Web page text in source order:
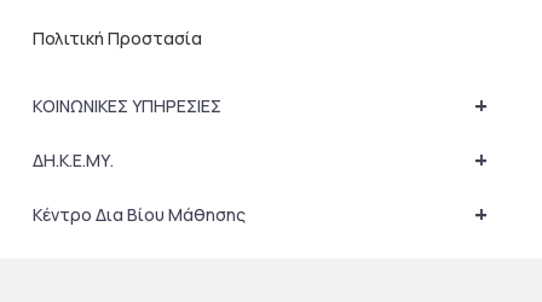
Πολιτική Προστασία
+
ΚΟΙΝΩΝΙΚΕΣ ΥΠΗΡΕΣΙΕΣ
+
ΔΗ.Κ.Ε.ΜΥ.
+
Κέντρο Δια Βίου Μάθησης